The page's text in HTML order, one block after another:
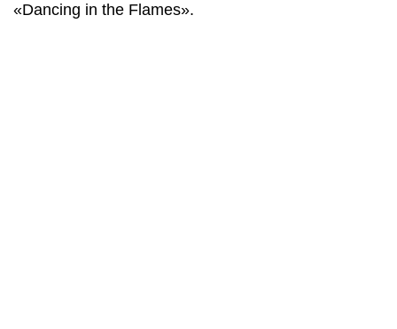
«Dancing in the Flames».